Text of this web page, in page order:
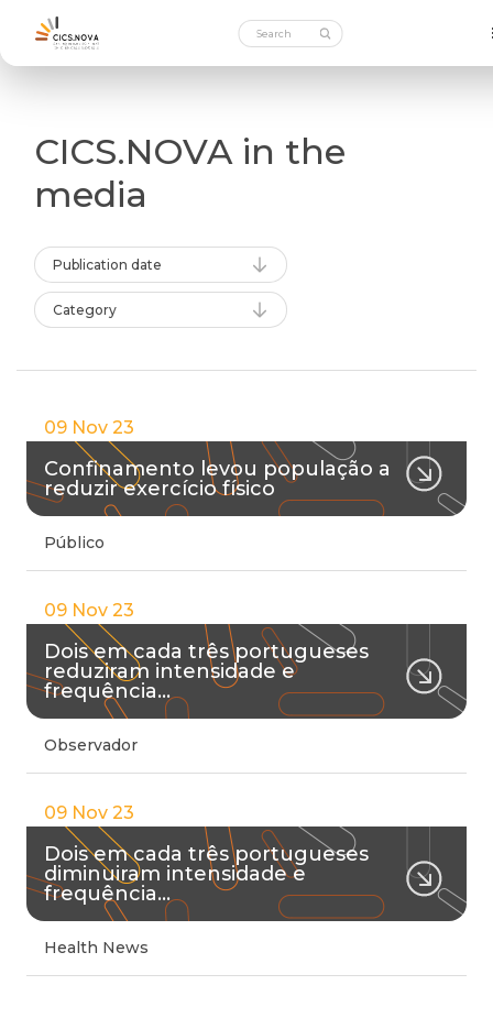
CICS.NOVA in the
media
Publication date
Category
09 Nov 23
Confinamento levou população a
reduzir exercício físico
Público
09 Nov 23
Dois em cada três portugueses
reduziram intensidade e
frequência…
Observador
09 Nov 23
Dois em cada três portugueses
diminuiram intensidade e
frequência…
Health News